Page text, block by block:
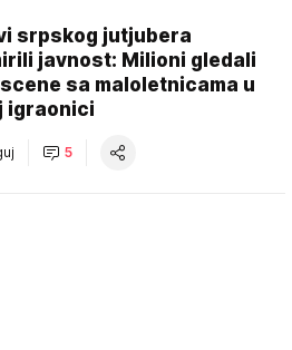
srpskog jutjubera
javnost: Milioni gledali
sa maloletnicama u
igraonici
5